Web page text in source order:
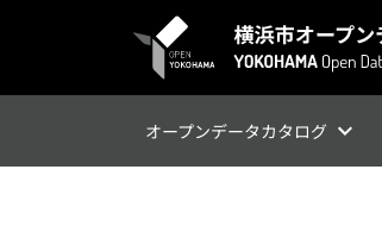
オープンデータカタログ